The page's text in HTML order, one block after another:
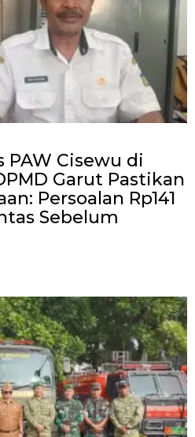
PAW Cisewu di
Garut Pastikan
Persoalan Rp141
Sebelum